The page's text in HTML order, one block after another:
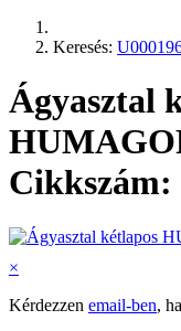
Keresés:
Ágyasztal
Cikkszám:
×
Kérdezzen email-ben,